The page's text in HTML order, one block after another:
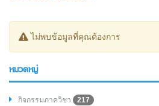
ไม่พบข้อมูลที่คุณต้องการ
หมวดหมู่
กิจกรรมภาควิชา
217